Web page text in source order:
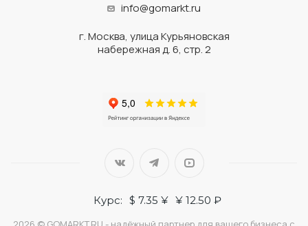
info@gomarkt.ru
г. Москва, улица Курьяновская
набережная д. 6, стр. 2
Курс: $ 7.35 ¥ ¥ 12.50 ₽